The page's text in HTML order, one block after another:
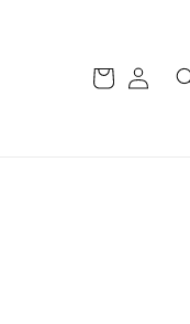
התחבר
קניות